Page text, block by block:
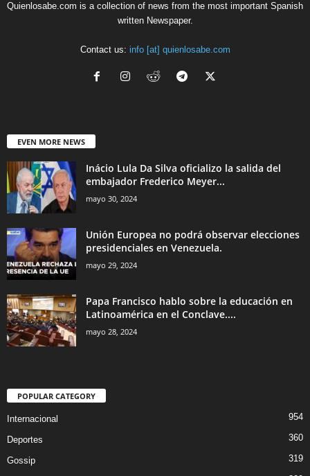
Quienlosabe.com is a collection of news from the most important Spanish
written Newspaper.
Contact us: info [at] quienlosabe.com
EVEN MORE NEWS
Inácio Lula Da Silva oficializo la salida del
embajador Frederico Meyer...
mayo 30, 2024
Unión Europea no podrá observar elecciones
presidenciales en Venezuela.
mayo 29, 2024
Papa Francisco hablo sobre la educación en
Latinoamérica en el Conclave....
mayo 28, 2024
POPULAR CATEGORY
Internacional 954
Deportes 360
Gossip 319